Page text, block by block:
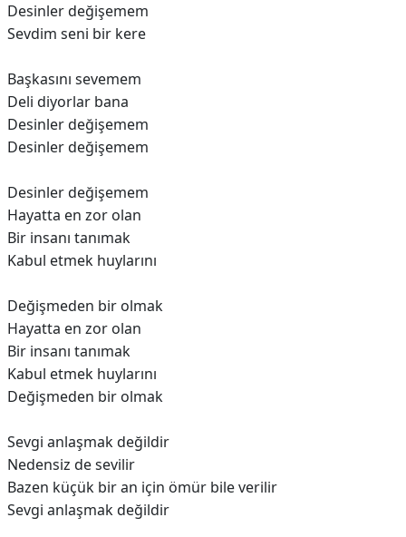
Desinler değişemem
Sevdim seni bir kere
Başkasını sevemem
Deli diyorlar bana
Desinler değişemem
Desinler değişemem
Desinler değişemem
Hayatta en zor olan
Bir insanı tanımak
Kabul etmek huylarını
Değişmeden bir olmak
Hayatta en zor olan
Bir insanı tanımak
Kabul etmek huylarını
Değişmeden bir olmak
Sevgi anlaşmak değildir
Nedensiz de sevilir
Bazen küçük bir an için ömür bile verilir
Sevgi anlaşmak değildir